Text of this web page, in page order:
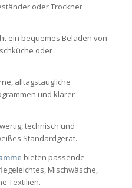
oder Trockner
ein bequemes Beladen von
oder
alltagstaugliche
und klarer
technisch und
Standardgerät.
bieten passende
Mischwäsche,
Textilien.